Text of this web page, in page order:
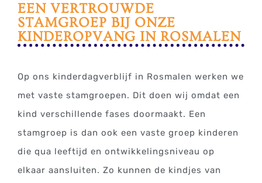
EEN VERTROUWDE
STAMGROEP BIJ ONZE
KINDEROPVANG IN ROSMALEN
Op ons kinderdagverblijf in Rosmalen werken we
met vaste stamgroepen. Dit doen wij omdat een
kind verschillende fases doormaakt. Een
stamgroep is dan ook een vaste groep kinderen
die qua leeftijd en ontwikkelingsniveau op
elkaar aansluiten. Zo kunnen de kindjes van